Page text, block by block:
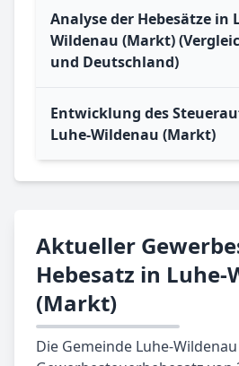
Analyse der Hebesätze in
Wildenau (Markt)
und Deutschland)
Entwicklung des
Luhe-Wildenau (Markt)
Aktueller
Hebesatz in Luhe-
(Markt)
Die Gemeinde Luhe-